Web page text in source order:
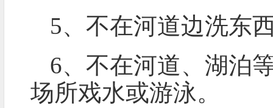
5、不在河道边洗东
6、不在河道、湖泊
场所戏水或游泳。